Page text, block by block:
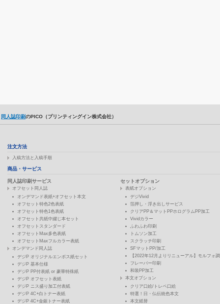
同人誌印刷のPICO（プリンティングイン株式会社）
注文方法
入稿方法と入稿手順
商品・サービス
同人誌印刷サービス
オフセット同人誌
オンデマンド表紙+オフセット本文
オフセット特色2色表紙
オフセット特色1色表紙
オフセット共紙中綴じ本セット
オフセットスタンダード
オフセットMax多色表紙
オフセットMaxフルカラー表紙
オンデマンド同人誌
デジP オリジナルエンボス紙セット
デジP 基本仕様
デジP PP付表紙 or 豪華特殊紙
デジP オフセット表紙
デジP ニス盛り加工付表紙
デジP 4C+白トナー表紙
デジP 4C+金銀トナー表紙
セットオプション
表紙オプション
デジVivid
箔押し・浮き出しサービス
クリアPP＆マットPPホログラムPP加工
Vividカラー
ふわふわ印刷
トムソン加工
スクラッチ印刷
SFマットPP/加工
【2022年12月よりリニューアル】モルフォ
フレーバー印刷
和装PP加工
本文オプション
クリア口絵/トレペ口絵
特選！日・仏伝統色本文
本文紙替